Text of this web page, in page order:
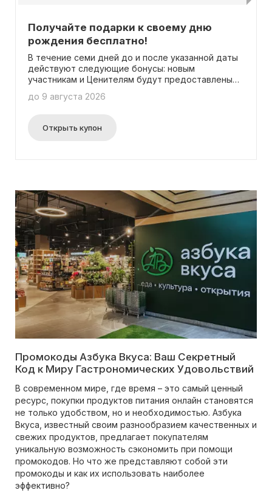
Получайте подарки к своему дню
рождения бесплатно!
В течение семи дней до и после указанной даты
действуют следующие бонусы: новым
участникам и Ценителям будут предоставлены
Амбассадоры и Легенды получат отличное
участники с статусом Club Platinum будут
вознаграждены удвоенными бонусами, а также
до 9 августа 2026
Открыть купон
Промокоды Азбука Вкуса: Ваш Секретный
Код к Миру Гастрономических Удовольствий
В современном мире, где время – это самый ценный
ресурс, покупки продуктов питания онлайн становятся
не только удобством, но и необходимостью. Азбука
Вкуса, известный своим разнообразием качественных и
свежих продуктов, предлагает покупателям
уникальную возможность сэкономить при помощи
промокодов. Но что же представляют собой эти
промокоды и как их использовать наиболее
эффективно?